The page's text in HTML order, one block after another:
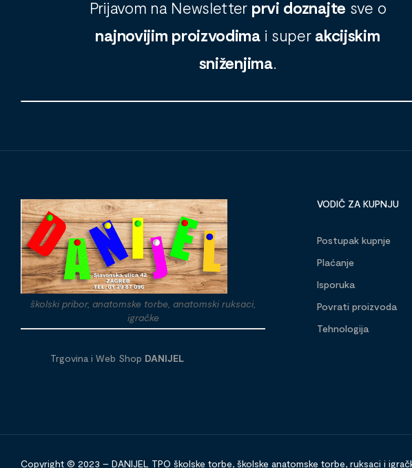
Prijavom na Newsletter prvi doznajte sve o
najnovijim proizvodimai super akcijskim
sniženjima.
školski pribor, anatomske torbe, anatomski ruksaci,
igračke
Trgovina i Web Shop DANIJEL
VODIČ ZA KUPNJU
Postupak kupnje
Plaćanje
Isporuka
Povrati proizvoda
Tehnologija
Copyright © 2023 – DANIJEL TPO školske torbe, školske anatomske torbe, ruksaci i